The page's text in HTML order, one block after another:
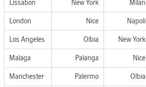
Lissabon New York Milan
London Nice Napoli
Los Angeles Olbia New York
Malaga Palanga Nice
Manchester Palermo Olbia